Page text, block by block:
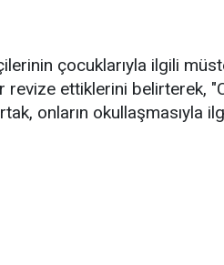
çocuklarıyla ilgili
revize ettiklerini belirterek,
onların okullaşmasıyla